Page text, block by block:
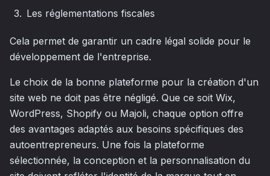
Les réglementations fiscales
Cela permet de garantir un cadre légal solide pour le
développement de l'entreprise.
Le choix de la bonne plateforme pour la création d'un
site web ne doit pas être négligé. Que ce soit Wix,
WordPress, Shopify ou Majoli, chaque option offre
des avantages adaptés aux besoins spécifiques des
autoentrepreneurs. Une fois la plateforme
sélectionnée, la conception et la personnalisation du